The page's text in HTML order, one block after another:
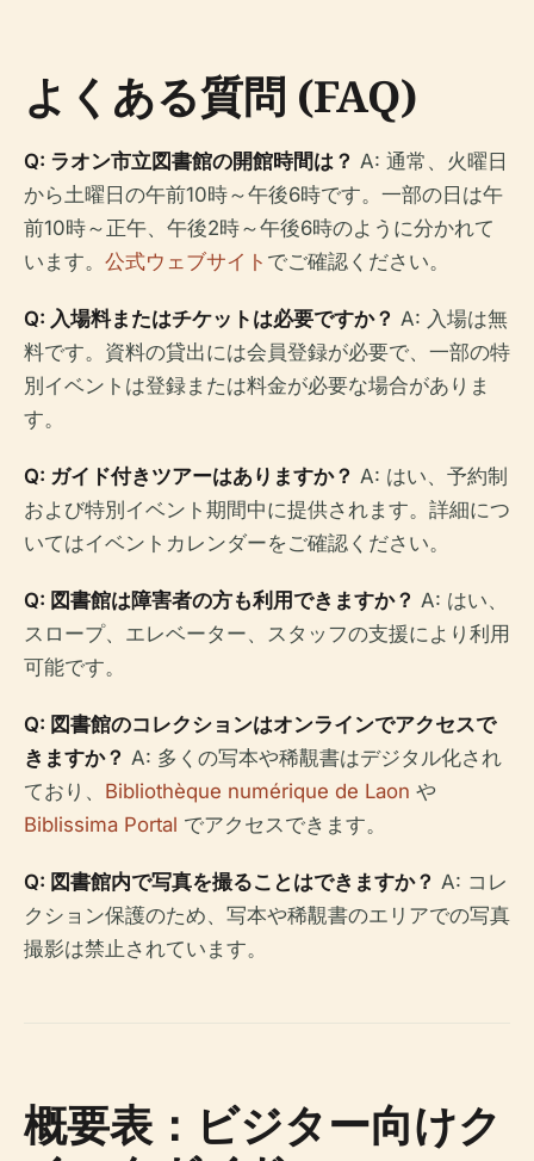
よくある質問 (FAQ)
Q: ラオン市立図書館の開館時間は？ A: 通常、火曜日
から土曜日の午前10時～午後6時です。一部の日は午
前10時～正午、午後2時～午後6時のように分かれて
います。 公式ウェブサイト でご確認ください。
Q: 入場料またはチケットは必要ですか？ A: 入場は無
料です。資料の貸出には会員登録が必要で、一部の特
別イベントは登録または料金が必要な場合がありま
す。
Q: ガイド付きツアーはありますか？ A: はい、予約制
および特別イベント期間中に提供されます。詳細につ
いてはイベントカレンダーをご確認ください。
Q: 図書館は障害者の方も利用できますか？ A: はい、
スロープ、エレベーター、スタッフの支援により利用
可能です。
Q: 図書館のコレクションはオンラインでアクセスで
きますか？ A: 多くの写本や稀覯書はデジタル化され
ており、 Bibliothèque numérique de Laon や
Biblissima Portal でアクセスできます。
Q: 図書館内で写真を撮ることはできますか？ A: コレ
クション保護のため、写本や稀覯書のエリアでの写真
撮影は禁止されています。
概要表：ビジター向けク